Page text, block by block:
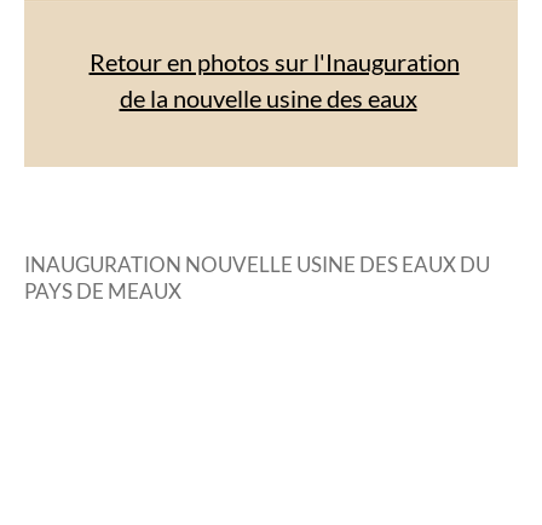
Retour en photos sur l'Inauguration
de la nouvelle usine des eaux
INAUGURATION NOUVELLE USINE DES EAUX DU
PAYS DE MEAUX